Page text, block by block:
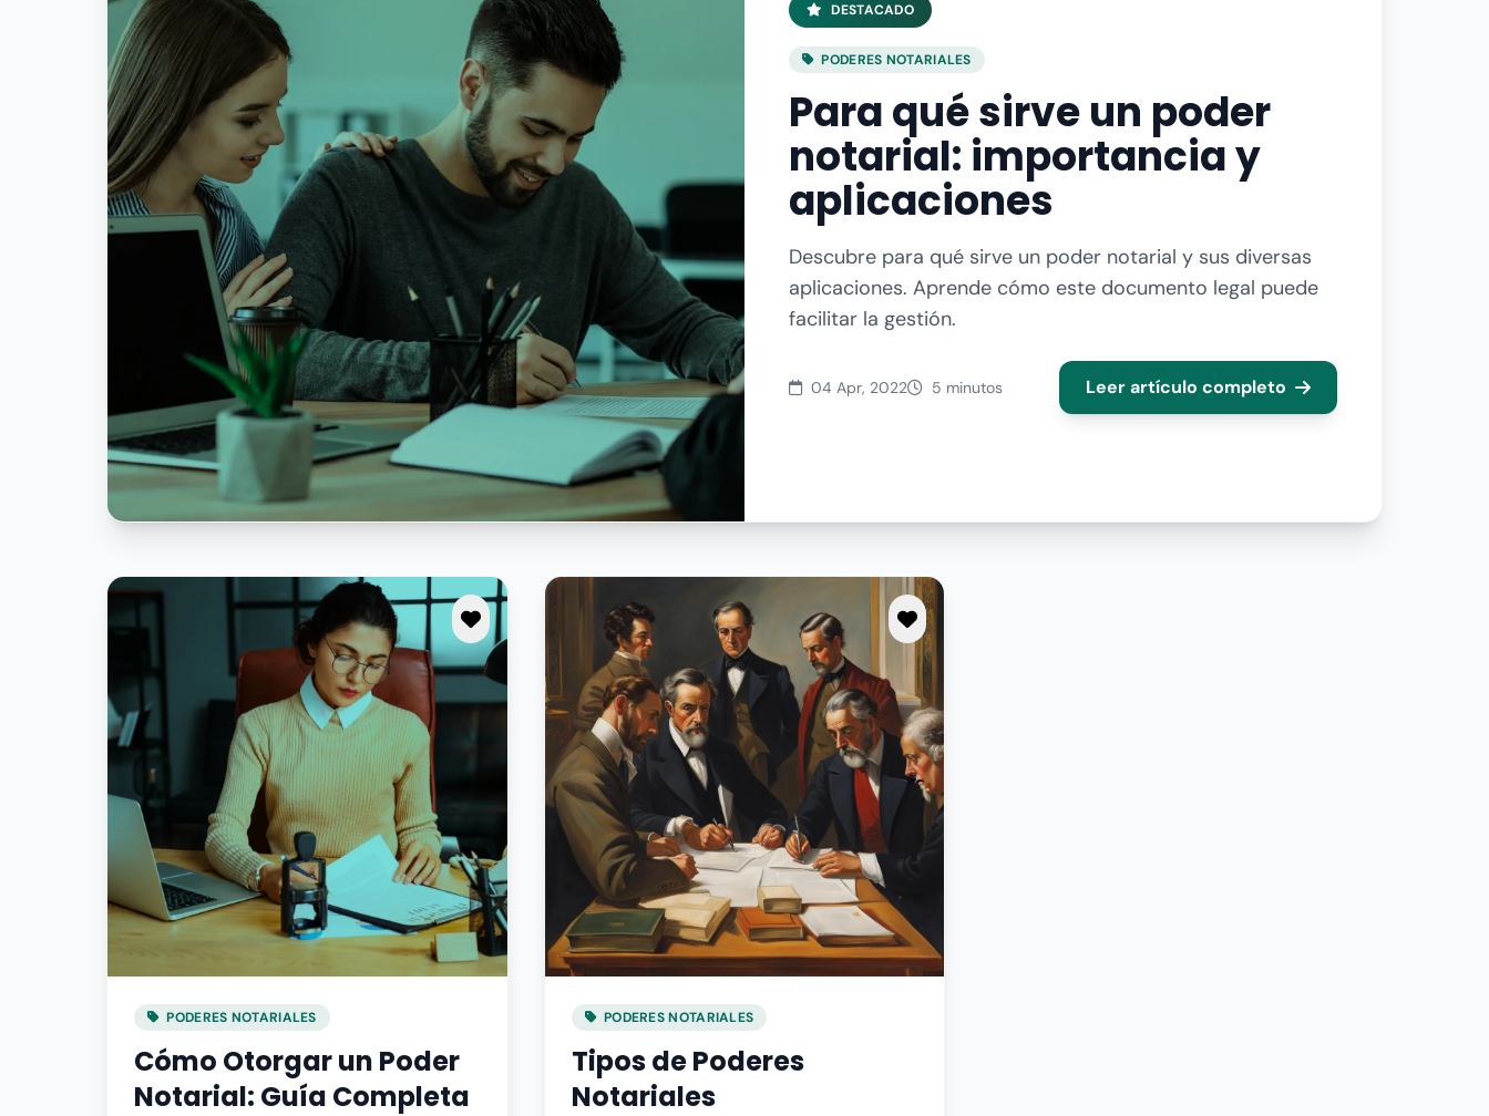
DESTACADO
PODERES NOTARIALES
Para qué sirve un poder
notarial: importancia y
aplicaciones
Descubre para qué sirve un poder notarial y sus diversas
aplicaciones. Aprende cómo este documento legal puede
facilitar la gestión.
04 Apr, 2022 5 minutos Leer artículo completo
PODERES NOTARIALES
Cómo Otorgar un Poder
Notarial: Guía Completa
PODERES NOTARIALES
Tipos de Poderes
Notariales